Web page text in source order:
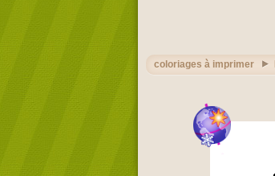
coloriages à imprimer